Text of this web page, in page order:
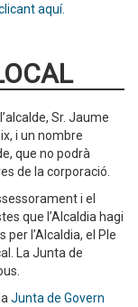
aquí.
Sr. Jaume
i un nombre
que no podrà
de la corporació.
i el
que l’Alcaldia hagi
l’Alcaldia, el Ple
La Junta de
Junta de Govern